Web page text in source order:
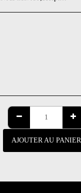
AJOUTER AU PANIER